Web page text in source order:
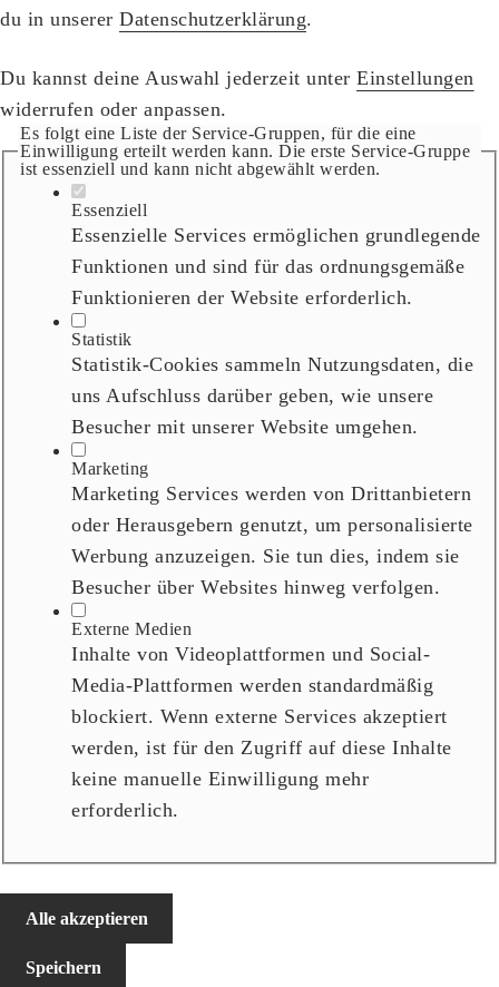
du in unserer Datenschutzerklärung.
Du kannst deine Auswahl jederzeit unter Einstellungen
widerrufen oder anpassen.
Es folgt eine Liste der Service-Gruppen, für die eine
Einwilligung erteilt werden kann. Die erste Service-Gruppe
ist essenziell und kann nicht abgewählt werden.
Essenziell
Essenzielle Services ermöglichen grundlegende
Funktionen und sind für das ordnungsgemäße
Funktionieren der Website erforderlich.
Statistik
Statistik-Cookies sammeln Nutzungsdaten, die
uns Aufschluss darüber geben, wie unsere
Besucher mit unserer Website umgehen.
Marketing
Marketing Services werden von Drittanbietern
oder Herausgebern genutzt, um personalisierte
Werbung anzuzeigen. Sie tun dies, indem sie
Besucher über Websites hinweg verfolgen.
Externe Medien
Inhalte von Videoplattformen und Social-
Media-Plattformen werden standardmäßig
blockiert. Wenn externe Services akzeptiert
werden, ist für den Zugriff auf diese Inhalte
keine manuelle Einwilligung mehr
erforderlich.
Alle akzeptieren
Speichern